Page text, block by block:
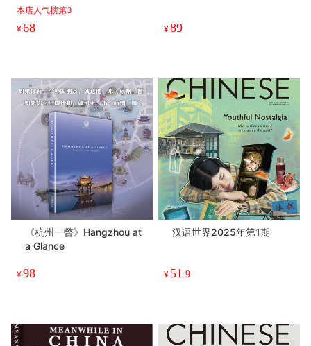
本店人气榜第3
¥68 ¥89
《杭州一瞥》Hangzhou at
a Glance
¥98
汉语世界2025年第1期
¥ 51.9